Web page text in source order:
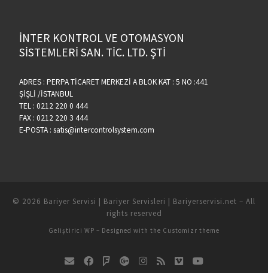
İNTER KONTROL VE OTOMASYON
SİSTEMLERİ SAN. TİC. LTD. ŞTİ
ADRES : PERPA TİCARET MERKEZİ A BLOK KAT : 5 NO :441
ŞİŞLİ /İSTANBUL
TEL : 0212 220 0 444
FAX : 0212 220 3 444
E-POSTA : satis@intercontrolsystem.com
© 2026 Bariyer Servisi | Bariyer Servisleri | Bariyerservisi.net – All
rights reserved
Geliştirici WP – Designed with the Customizr theme